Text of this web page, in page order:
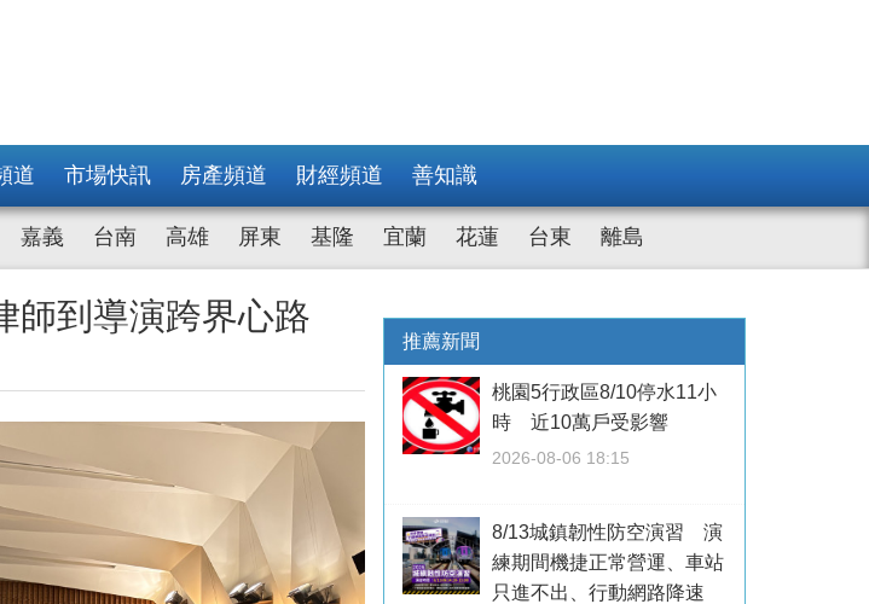
道 市場快訊 房產頻道 財經頻道 善知識
嘉義 台南 高雄 屏東 基隆 宜蘭 花蓮 台東 離島
到導演跨界心路
推薦新聞
桃園5行政區8/10停水11小
時 近10萬戶受影響
2026-08-06 18:15
8/13城鎮韌性防空演習 演
練期間機捷正常營運、車站
只進不出、行動網路降速